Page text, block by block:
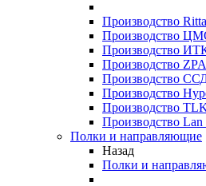
Производство
Производство
Производство
Производство
Производство
Производство
Производство
Производство
Полки и направляющие
Назад
Полки и